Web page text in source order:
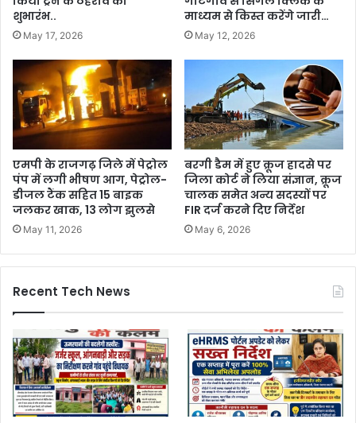
शुभारंभ..
May 17, 2026
माध्यम से किस्त करेंगे जारी…
May 12, 2026
एमपी के राजगढ़ जिले में पेट्रोल
पंप में लगी भीषण आग, पेट्रोल-
डीजल टैंक सहित 15 बाइक
जलकर खाक, 13 लोग झुलसे
May 11, 2026
बरगी डैम में हुए क्रूज हादसे पर
जिला कोर्ट ने लिया संज्ञान, क्रूज
चालक समेत अन्य सदस्यों पर
FIR दर्ज करने दिए निर्देश
May 6, 2026
Recent Tech News